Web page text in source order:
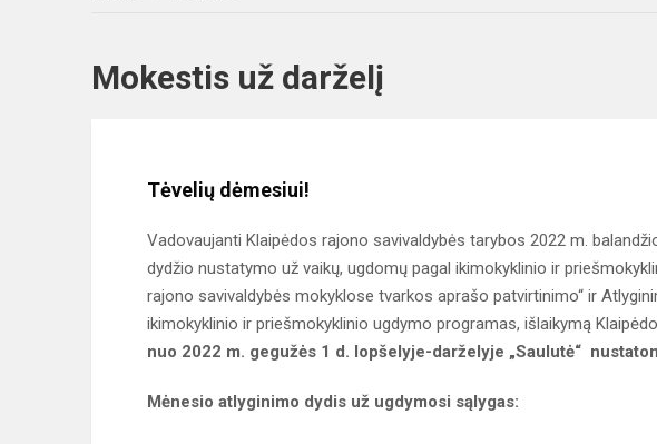
Mokestis už darželį
Tėvelių dėmesiui!
Vadovaujanti Klaipėdos rajono savivaldybės tarybos 2022 m.
dydžio nustatymo už vaikų, ugdomų pagal ikimokyklinio ir
rajono savivaldybės mokyklose tvarkos aprašo patvirtinimo“ ir
ikimokyklinio ir priešmokyklinio ugdymo programas, išlaikymą
nuo 2022 m. gegužės 1 d. lopšelyje-darželyje „Saulutė“
Mėnesio atlyginimo dydis už ugdymosi sąlygas: